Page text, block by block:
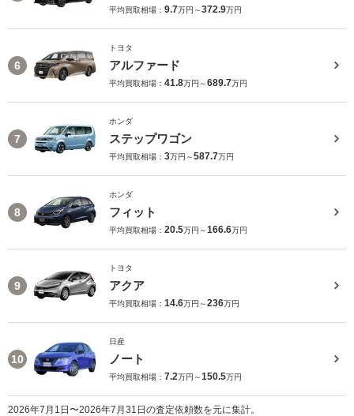
平均買取相場： 9.7万円～372.9万円
6
トヨタ
アルファード
平均買取相場： 41.8万円～689.7万円
7
ホンダ
ステップワゴン
平均買取相場： 3万円～587.7万円
8
ホンダ
フィット
平均買取相場： 20.5万円～166.6万円
9
トヨタ
アクア
平均買取相場： 14.6万円～236万円
10
日産
ノート
平均買取相場： 7.2万円～150.5万円
2026年7月1日〜2026年7月31日の査定依頼数を元に集計。